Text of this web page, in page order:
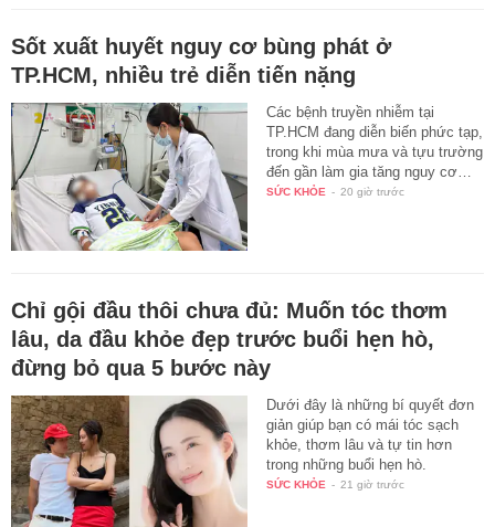
Sốt xuất huyết nguy cơ bùng phát ở
TP.HCM, nhiều trẻ diễn tiến nặng
Các bệnh truyền nhiễm tại
TP.HCM đang diễn biến phức tạp,
trong khi mùa mưa và tựu trường
đến gần làm gia tăng nguy cơ…
SỨC KHỎE - 20 giờ trước
Chỉ gội đầu thôi chưa đủ: Muốn tóc thơm
lâu, da đầu khỏe đẹp trước buổi hẹn hò,
đừng bỏ qua 5 bước này
Dưới đây là những bí quyết đơn
giản giúp bạn có mái tóc sạch
khỏe, thơm lâu và tự tin hơn
trong những buổi hẹn hò.
SỨC KHỎE - 21 giờ trước